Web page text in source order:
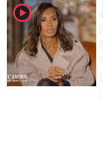
player2